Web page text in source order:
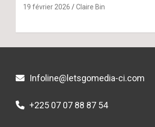
19 février 2026 Claire Bin
Infoline@letsgomedia-ci.com
+225 07 07 88 87 54